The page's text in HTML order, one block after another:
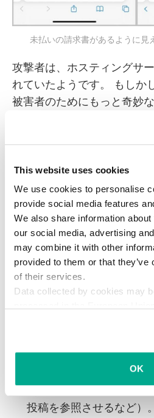
This website uses cookies
We use cookies to personalise
provide social media features
We also share information
our social media, advertising
may combine it with other
provided to them or that
of their services.
Data collected by cookies may
OK
未払いの請求書があるように見
攻撃者は、ホスティングサ
れていたようです。 もしか
被害者のためにもっと奇妙
いたのかもしれませんが、
送りつけられたときにはす
身を守るには
会社の従業員をフィッシン
下、推奨事項です。
メールゲートウェイレベル
を保護する。
フィッシング対策技術を
リティソリューションを
最新のフィッシングの手口
投稿を参照させるなど）。